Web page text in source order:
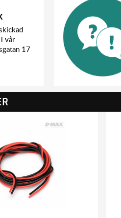
vår
17